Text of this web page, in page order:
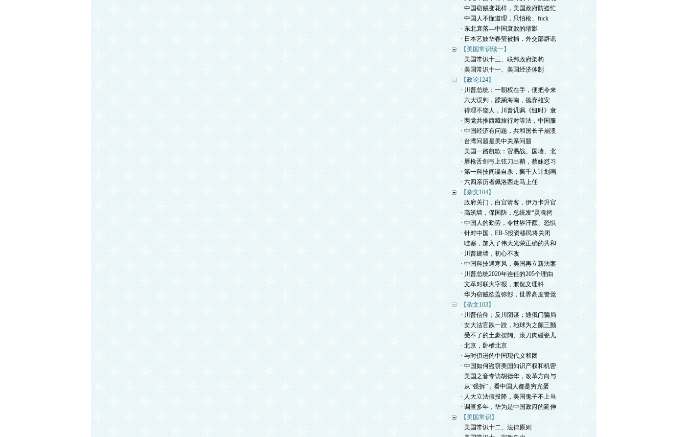
· 中国窃贼变花样，美国政府防盗忙
· 中国人不懂道理，只怕枪、fuck
· 东北衰落—中国衰败的缩影
· 日本艺妓华春莹被捕，外交部辟谣
【美国常识续一】
· 美国常识十三、联邦政府架构
· 美国常识十一、美国经济体制
【政论124】
· 川普总统：一朝权在手，便把令来
· 六大误判，蹂躏海南，抛弃雄安
· 得理不饶人，川普讥讽《纽时》衰
· 两党共推西藏旅行对等法，中国服
· 中国经济有问题，共和国长子崩溃
· 台湾问题是美中关系问题
· 美国一路凯歌：贸易战、国墙、北
· 唇枪舌剑弓上弦刀出鞘，蔡妹怼习
· 第一科技间谍自杀，撕千人计划画
· 六四亲历者佩洛西走马上任
【杂文104】
· 政府关门，白宫请客，伊万卡升官
· 高筑墙，保国防，总统发“灵魂拷
· 中国人的勤劳，令世界汗颜、恐惧
· 针对中国，EB-5投资移民将关闭
· 哇塞，加入了伟大光荣正确的共和
· 川普建墙，初心不改
· 中国科技遇寒风，美国再立新法案
· 川普总统2020年连任的205个理由
· 文革对联大字报，兼侃文理科
· 华为窃贼欲盖弥彰，世界高度警觉
【杂文103】
· 川普信仰；反川阴谋；通俄门骗局
· 女大法官跌一跤，地球为之颤三颤
· 受不了的土豪摆阔、滚刀肉碰瓷儿
· 北京，卧槽北京
· 与时俱进的中国现代义和团
· 中国如何盗窃美国知识产权和机密
· 美国之音专访胡德华，改革方向与
· 从“强拆”，看中国人都是穷光蛋
· 人大立法假投降，美国鬼子不上当
· 调查多年，华为是中国政府的延伸
【美国常识】
· 美国常识十二、法律原则